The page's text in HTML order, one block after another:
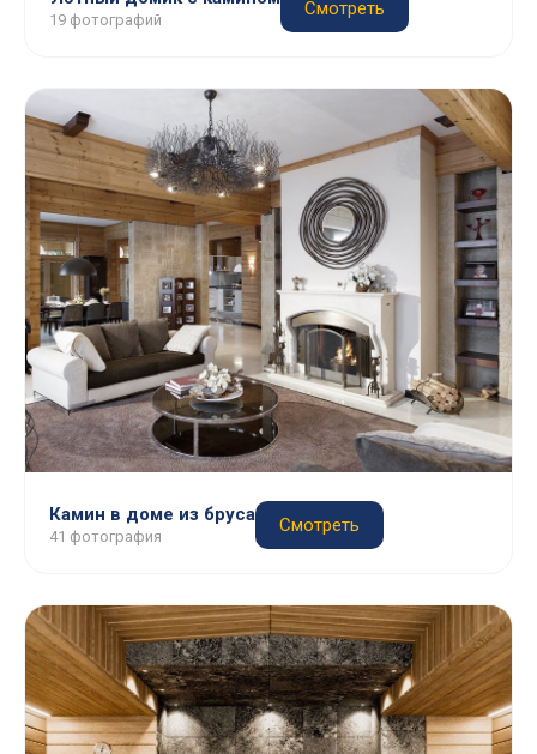
19 фотографий
Смотреть
Камин в доме из бруса
41 фотография
Смотреть